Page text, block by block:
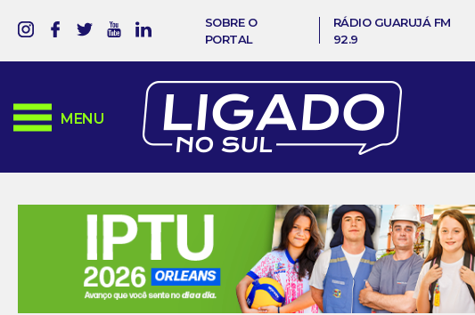
SOBRE O
PORTAL
RÁDIO GUARUJÁ FM
92.9
MENU